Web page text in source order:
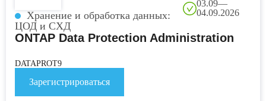
Хранение и обработка данных:
ЦОД и СХД
03.09—
04.09.2026
ONTAP Data Protection Administration
DATAPROT9
Зарегистрироваться